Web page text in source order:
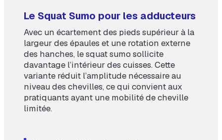
Le Squat Sumo pour les adducteurs
Avec un écartement des pieds supérieur à la
largeur des épaules et une rotation externe
des hanches, le squat sumo sollicite
davantage l’intérieur des cuisses. Cette
variante réduit l’amplitude nécessaire au
niveau des chevilles, ce qui convient aux
pratiquants ayant une mobilité de cheville
limitée.